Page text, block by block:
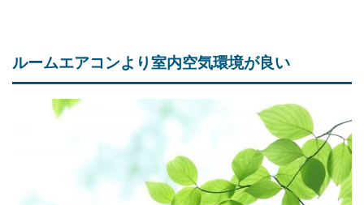
ルームエアコンより室内空気環境が良い